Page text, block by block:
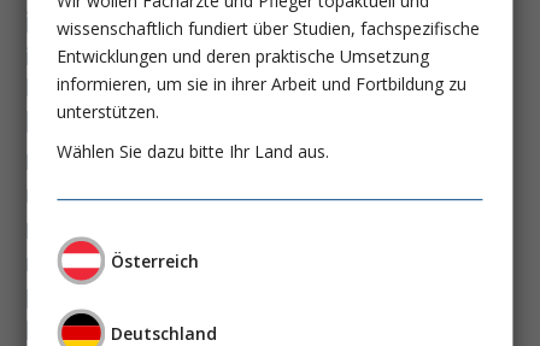
intensiv-news intensivmedizin
intensivstation intensivversorgung
kdigo-leitlinien lebernekrose
leberzirrhose
masld
multiples myelom nasogastrale sonde
nephro-news
niereninsuffizienz
peg-implantationstechniken
perioperative nierenschädigung
wissenschaftlich fundiert über Studien, fachspezifische
Entwicklungen und deren praktische Umsetzung
informieren, um sie in ihrer Arbeit und Fortbildung zu
unterstützen.
Wählen Sie dazu bitte Ihr Land aus.
Österreich
Deutschland